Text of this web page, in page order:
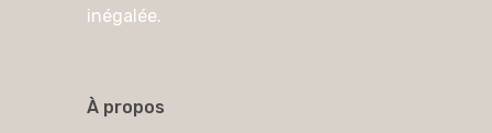
inégalée.
À propos